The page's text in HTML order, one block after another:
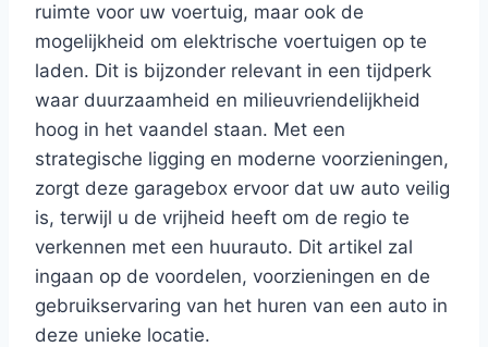
ruimte voor uw voertuig, maar ook de
mogelijkheid om elektrische voertuigen op te
laden. Dit is bijzonder relevant in een tijdperk
waar duurzaamheid en milieuvriendelijkheid
hoog in het vaandel staan. Met een
strategische ligging en moderne voorzieningen,
zorgt deze garagebox ervoor dat uw auto veilig
is, terwijl u de vrijheid heeft om de regio te
verkennen met een huurauto. Dit artikel zal
ingaan op de voordelen, voorzieningen en de
gebruikservaring van het huren van een auto in
deze unieke locatie.